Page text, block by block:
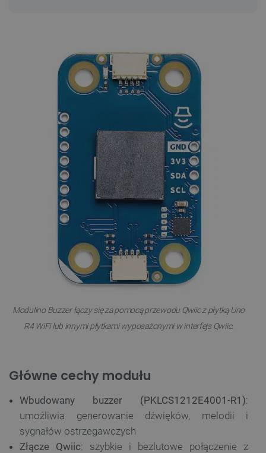
Modulino Buzzer łączy się za pomocą przewodu Qwiic z płytką Uno
R4 WiFi lub innymi płytkami wyposażonymi w interfejs Qwiic.
Główne cechy modułu
Wbudowany buzzer (PKLCS1212E4001-R1):
umożliwia generowanie dźwięków, melodii i
sygnałów ostrzegawczych
Złącze Qwiic: szybkie i bezlutowe połączenie z